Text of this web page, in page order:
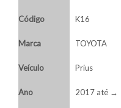
Código K16
Marca TOYOTA
Veículo Prius
Ano 2017 até →